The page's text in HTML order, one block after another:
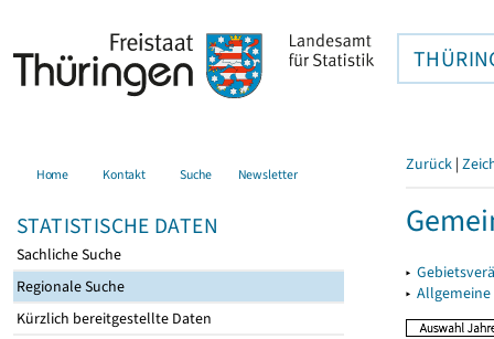
Home Kontakt Suche Newsletter
STATISTISCHE DATEN
Sachliche Suche
Regionale Suche
Kürzlich bereitgestellte Daten
Zurück |
▸
▸